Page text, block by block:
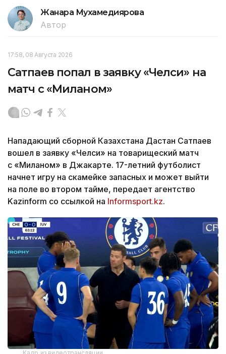
Жанара Мухамедиярова
Автор
17:58, 08 Августа 2026
Сатпаев попал в заявку «Челси» на
матч с «Миланом»
Нападающий сборной Казахстана Дастан Сатпаев
вошел в заявку «Челси» на товарищеский матч
с «Миланом» в Джакарте. 17-летний футболист
начнет игру на скамейке запасных и может выйти
на поле во втором тайме, передает агентство
Kazinform со ссылкой на Informsport.kz.